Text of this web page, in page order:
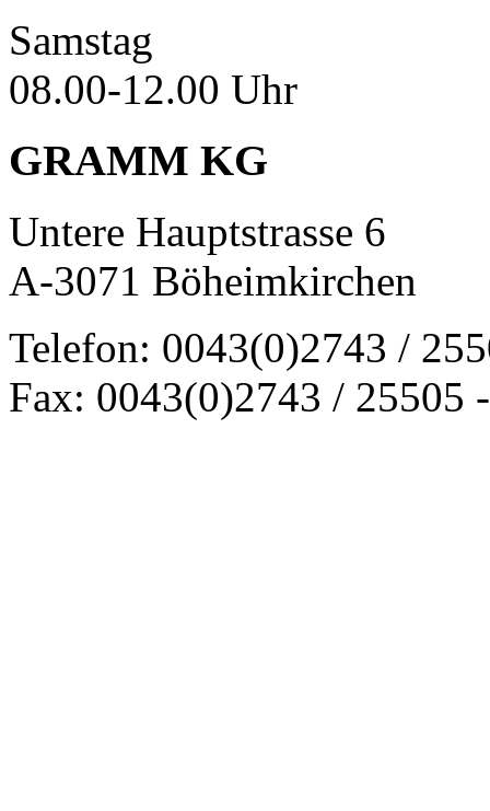
Samstag
08.00-12.00 Uhr
GRAMM KG
Untere Hauptstrasse 6
A-3071 Böheimkirchen
Telefon: 0043(0)2743 /
Fax: 0043(0)2743 / 25505